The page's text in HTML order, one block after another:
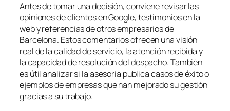
Antes de tomar una decisión, conviene revisar las
opiniones de clientes en Google, testimonios en la
web y referencias de otros empresarios de
Barcelona. Estos comentarios ofrecen una visión
real de la calidad de servicio, la atención recibida y
la capacidad de resolución del despacho. También
es útil analizar si la asesoría publica casos de éxito o
ejemplos de empresas que han mejorado su gestión
gracias a su trabajo.